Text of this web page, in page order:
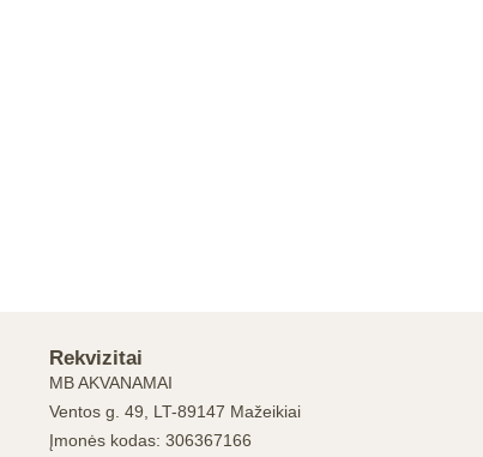
Rekvizitai
MB AKVANAMAI
Ventos g. 49, LT-89147 Mažeikiai
Įmonės kodas: 306367166